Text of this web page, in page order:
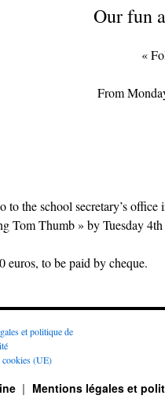
Our fun
«
From
to the school secretary’s
Tom Thumb » by Tuesday
euros, to be paid by cheque.
et politique de
(UE)
Mentions légales et